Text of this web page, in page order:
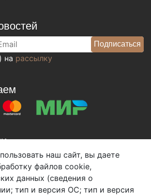
на рассылку
38-08
- оптовые продажи
наш сайт, вы даете
файлов cookie,
данных (сведения о
тип и версия ОС; тип и версия